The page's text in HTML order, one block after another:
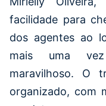
facilidade para
dos agentes ao
mais uma
maravilhoso. O
organizado, com